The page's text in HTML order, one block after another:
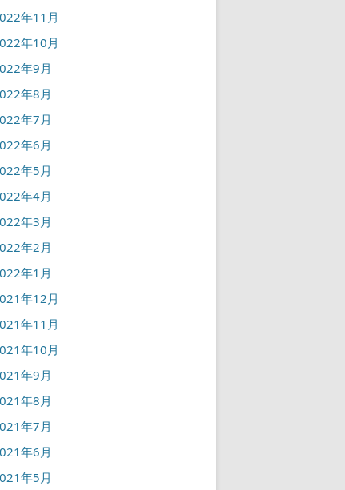
年11月
年10月
年9月
年8月
年7月
年6月
年5月
年4月
年3月
年2月
年1月
年12月
年11月
年10月
年9月
年8月
年7月
年6月
年5月